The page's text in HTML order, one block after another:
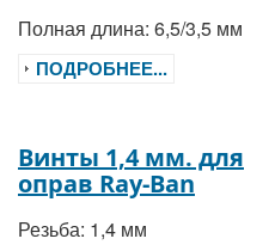
Полная длина: 6,5/3,5 мм
ПОДРОБНЕЕ...
Винты 1,4 мм. для
оправ Ray-Ban
Резьба: 1,4 мм